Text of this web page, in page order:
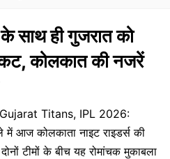
साथ ही गुजरात को
कोलकात की नजरें
Titans, IPL 2026:
आज कोलकाता नाइट राइडर्स की
टीमों के बीच यह रोमांचक मुकाबला